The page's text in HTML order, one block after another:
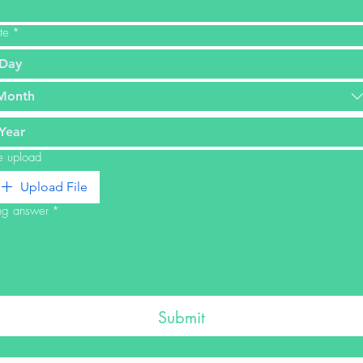
*
upload
Upload File
answer *
Submit